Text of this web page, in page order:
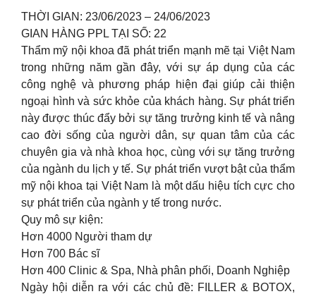
THỜI GIAN: 23/06/2023 – 24/06/2023
GIAN HÀNG PPL TẠI SỐ: 22
Thẩm mỹ nội khoa đã phát triển mạnh mẽ tại Việt Nam
trong những năm gần đây, với sự áp dụng của các
công nghệ và phương pháp hiện đại giúp cải thiện
ngoại hình và sức khỏe của khách hàng. Sự phát triển
này được thúc đẩy bởi sự tăng trưởng kinh tế và nâng
cao đời sống của người dân, sự quan tâm của các
chuyên gia và nhà khoa học, cùng với sự tăng trưởng
của ngành du lịch y tế. Sự phát triển vượt bật của thẩm
mỹ nội khoa tại Việt Nam là một dấu hiệu tích cực cho
sự phát triển của ngành y tế trong nước.
Quy mô sự kiện:
Hơn 4000 Người tham dự
Hơn 700 Bác sĩ
Hơn 400 Clinic & Spa, Nhà phân phối, Doanh Nghiệp
Ngày hội diễn ra với các chủ đề: FILLER & BOTOX,